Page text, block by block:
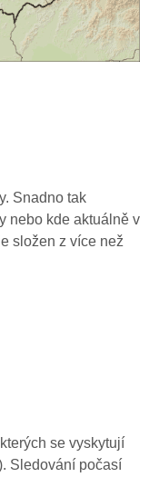
Snadno tak
nebo kde aktuálně v
složen z více než
se vyskytují
Sledování počasí